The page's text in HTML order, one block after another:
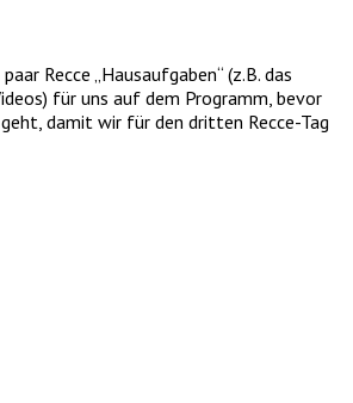
Recce „Hausaufgaben“ (z.B. das
für uns auf dem Programm, bevor
damit wir für den dritten Recce-Tag